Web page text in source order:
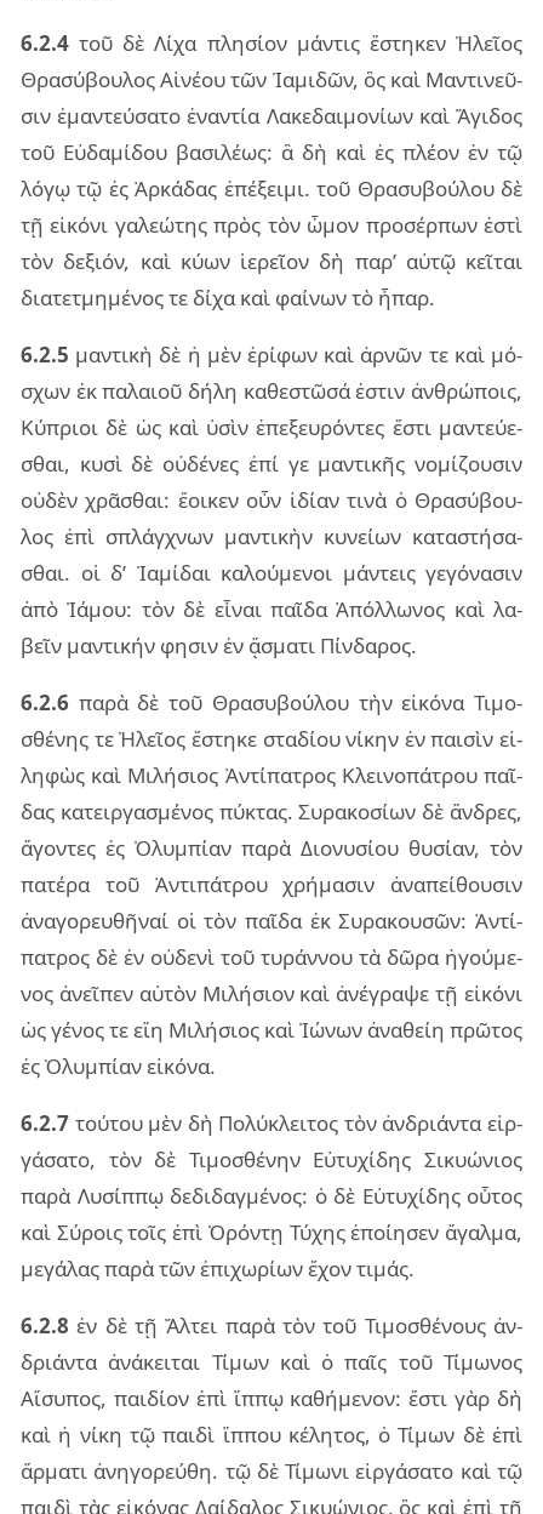
6.2.4 τοῦ δὲ Λίχα πλη­σί­ον μάν­τις ἕστη­κεν Ἠλεῖ­ος
Θρα­σύ­βου­λος Αἰνέ­ου τῶν Ἰαμι­δῶν, ὃς καὶ Μαν­τι­νεῦ­
σιν ἐμαν­τεύ­σα­το ἐναν­τία Λακε­δαι­μο­νί­ων καὶ Ἄγι­δος
τοῦ Εὐδα­μί­δου βα­σι­λέ­ως: ἃ δὴ καὶ ἐς πλέ­ον ἐν τῷ
λόγῳ τῷ ἐς Ἀρκά­δας ἐπέ­ξει­μι. τοῦ Θρα­συ­βού­λου δὲ
τῇ εἰ­κό­νι γα­λε­ώ­της πρὸς τὸν ὦμον προ­σέρ­πων ἐστὶ
τὸν δε­ξιόν, καὶ κύων ἱε­ρεῖ­ον δὴ παρ’ αὐτῷ κεῖ­ται
δια­τε­τμη­μέ­νος τε δίχα καὶ φαί­νων τὸ ἧπαρ.
6.2.5 μαν­τι­κὴ δὲ ἡ μὲν ἐρί­φων καὶ ἀρ­νῶν τε καὶ μό­
σχων ἐκ πα­λαιοῦ δήλη κα­θε­στῶ­σά ἐστιν ἀν­θρώ­ποις,
Κύπριοι δὲ ὡς καὶ ὑσὶν ἐπε­ξευ­ρόν­τες ἔστι μαν­τεύ­ε­
σθαι, κυσὶ δὲ οὐ­δέ­νες ἐπί γε μαν­τι­κῆς νο­μί­ζου­σιν
οὐ­δὲν χρᾶ­σθαι: ἔοι­κεν οὖν ἰδί­αν τινὰ ὁ Θρα­σύ­βου­
λος ἐπὶ σπλάγ­χνων μαν­τι­κὴν κυ­νεί­ων κα­τα­στή­σα­
σθαι. οἱ δ’ Ἰαμί­δαι κα­λού­με­νοι μάν­τεις γε­γό­να­σιν
ἀπὸ Ἰάμου: τὸν δὲ εἶ­ναι παῖ­δα Ἀπόλ­λω­νος καὶ λα­
βεῖν μαν­τι­κήν φη­σιν ἐν ᾄσμα­τι Πίν­δα­ρος.
6.2.6 παρὰ δὲ τοῦ Θρα­συ­βού­λου τὴν εἰ­κό­να Τιμο­
σθέ­νης τε Ἠλεῖ­ος ἕστη­κε στα­δί­ου νί­κην ἐν παι­σὶν εἰ­
λη­φὼς καὶ Μιλή­σιος Ἀντί­πα­τρος Κλει­νο­πά­τρου παῖ­
δας κα­τειρ­γα­σμέ­νος πύ­κτας. Συρα­κο­σί­ων δὲ ἄν­δρες,
ἄγον­τες ἐς Ὀλυμ­πί­αν παρὰ Διο­νυ­σί­ου θυ­σί­αν, τὸν
πα­τέ­ρα τοῦ Ἀντι­πά­τρου χρή­μα­σιν ἀνα­πεί­θου­σιν
ἀνα­γο­ρευ­θῆ­ναί οἱ τὸν παῖ­δα ἐκ Συρα­κου­σῶν: Ἀντί­
πα­τρος δὲ ἐν οὐ­δε­νὶ τοῦ τυ­ράν­νου τὰ δῶρα ἡγού­με­
νος ἀνεῖ­πεν αὑ­τὸν Μιλή­σιον καὶ ἀνέ­γρα­ψε τῇ εἰ­κό­νι
ὡς γέ­νος τε εἴη Μιλή­σιος καὶ Ἰώνων ἀνα­θείη πρῶ­τος
ἐς Ὀλυμ­πί­αν εἰ­κό­να.
6.2.7 τού­του μὲν δὴ Πολύ­κλει­τος τὸν ἀν­δριάν­τα εἰρ­
γά­σα­το, τὸν δὲ Τιμο­σθέ­νην Εὐτυ­χί­δης Σικυώ­νιος
παρὰ Λυσίπ­πῳ δε­δι­δαγ­μέ­νος: ὁ δὲ Εὐτυ­χί­δης οὗ­τος
καὶ Σύροις τοῖς ἐπὶ Ὀρόν­τῃ Τύχης ἐποί­η­σεν ἄγαλ­μα,
με­γά­λας παρὰ τῶν ἐπι­χω­ρί­ων ἔχον τι­μάς.
6.2.8 ἐν δὲ τῇ Ἄλτει παρὰ τὸν τοῦ Τιμο­σθέ­νους ἀν­
δριάν­τα ἀνά­κει­ται Τίμων καὶ ὁ παῖς τοῦ Τίμω­νος
Αἴσυ­πος, παι­δί­ον ἐπὶ ἵππῳ κα­θή­με­νον: ἔστι γὰρ δὴ
καὶ ἡ νίκη τῷ παι­δὶ ἵπ­που κέ­λη­τος, ὁ Τίμων δὲ ἐπὶ
ἅρ­μα­τι ἀνη­γο­ρεύ­θη. τῷ δὲ Τίμω­νι εἰρ­γά­σα­το καὶ τῷ
παι­δὶ τὰς εἰ­κό­νας Δαί­δα­λος Σικυώ­νιος, ὃς καὶ ἐπὶ τῇ